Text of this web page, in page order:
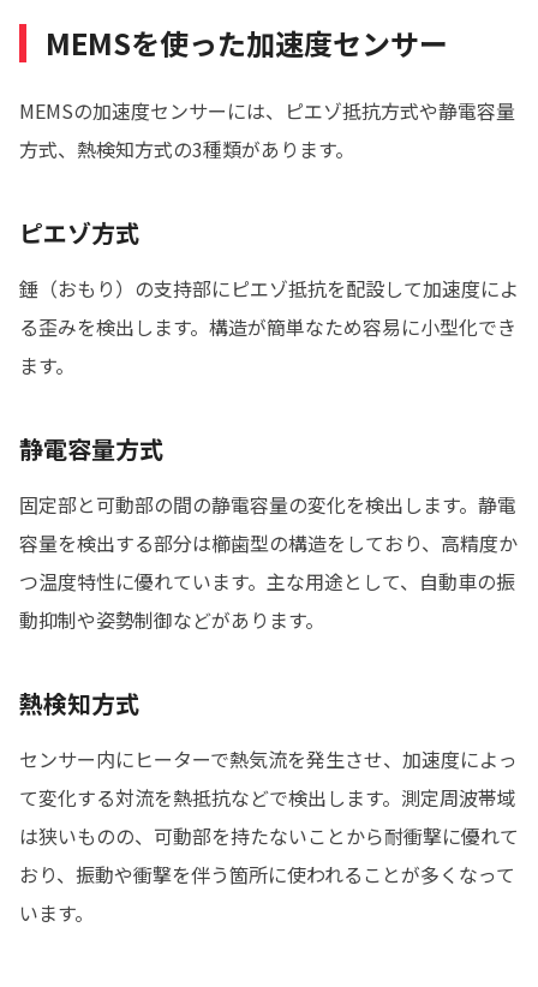
MEMSを使った加速度センサー
MEMSの加速度センサーには、ピエゾ抵抗方式や静電容量
方式、熱検知方式の3種類があります。
ピエゾ方式
錘（おもり）の支持部にピエゾ抵抗を配設して加速度によ
る歪みを検出します。構造が簡単なため容易に小型化でき
ます。
静電容量方式
固定部と可動部の間の静電容量の変化を検出します。静電
容量を検出する部分は櫛歯型の構造をしており、高精度か
つ温度特性に優れています。主な用途として、自動車の振
動抑制や姿勢制御などがあります。
熱検知方式
センサー内にヒーターで熱気流を発生させ、加速度によっ
て変化する対流を熱抵抗などで検出します。測定周波帯域
は狭いものの、可動部を持たないことから耐衝撃に優れて
おり、振動や衝撃を伴う箇所に使われることが多くなって
います。